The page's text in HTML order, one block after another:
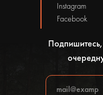
Подпишитесь,
Instagram
Facebook